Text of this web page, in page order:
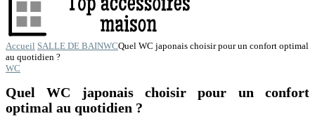
Accueil SALLE DE BAINWCQuel WC japonais choisir pour un confort optimal
au quotidien ?
WC
Quel WC japonais choisir pour un confort
optimal au quotidien ?